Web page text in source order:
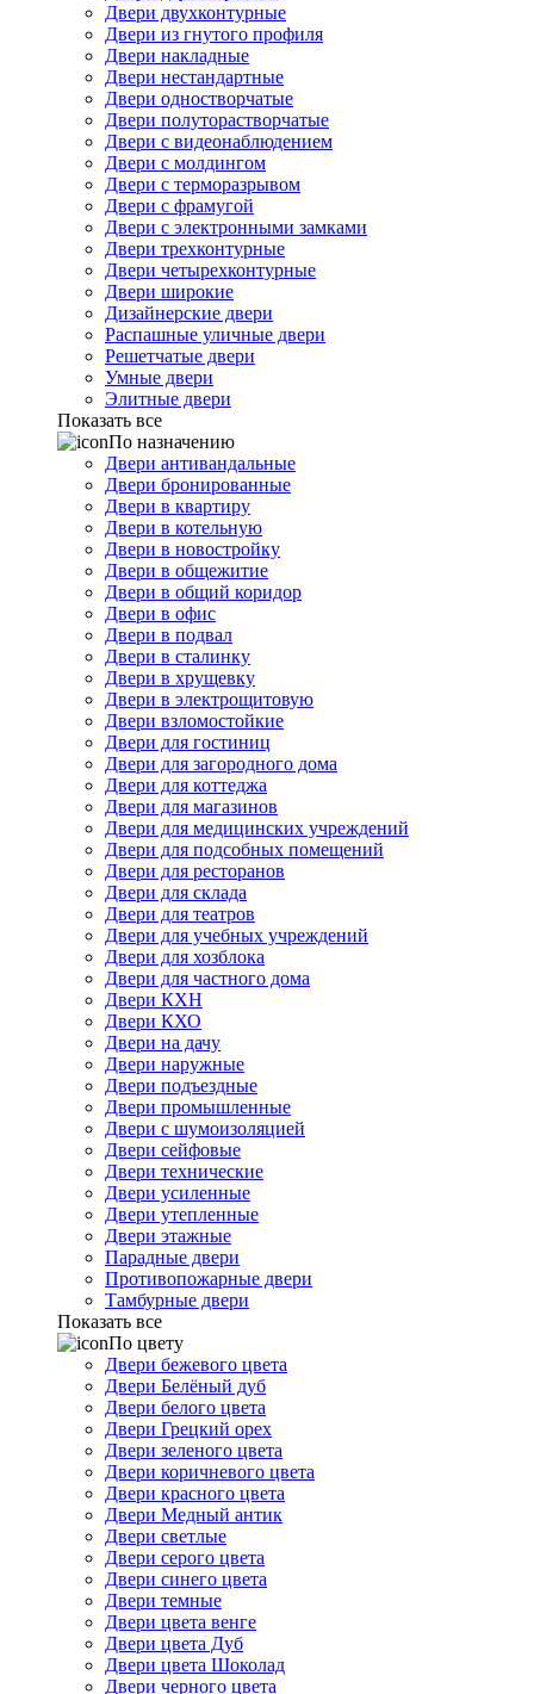
Двери двухконтурные
Двери из гнутого профиля
Двери накладные
Двери нестандартные
Двери одностворчатые
Двери полуторастворчатые
Двери с видеонаблюдением
Двери с молдингом
Двери с терморазрывом
Двери с фрамугой
Двери с электронными замками
Двери трехконтурные
Двери четырехконтурные
Двери широкие
Дизайнерские двери
Распашные уличные двери
Решетчатые двери
Умные двери
Элитные двери
Показать все
По назначению
Двери антивандальные
Двери бронированные
Двери в квартиру
Двери в котельную
Двери в новостройку
Двери в общежитие
Двери в общий коридор
Двери в офис
Двери в подвал
Двери в сталинку
Двери в хрущевку
Двери в электрощитовую
Двери взломостойкие
Двери для гостиниц
Двери для загородного дома
Двери для коттеджа
Двери для магазинов
Двери для медицинских учреждений
Двери для подсобных помещений
Двери для ресторанов
Двери для склада
Двери для театров
Двери для учебных учреждений
Двери для хозблока
Двери для частного дома
Двери КХН
Двери КХО
Двери на дачу
Двери наружные
Двери подъездные
Двери промышленные
Двери с шумоизоляцией
Двери сейфовые
Двери технические
Двери усиленные
Двери утепленные
Двери этажные
Парадные двери
Противопожарные двери
Тамбурные двери
Показать все
По цвету
Двери бежевого цвета
Двери Белёный дуб
Двери белого цвета
Двери Грецкий орех
Двери зеленого цвета
Двери коричневого цвета
Двери красного цвета
Двери Медный антик
Двери светлые
Двери серого цвета
Двери синего цвета
Двери темные
Двери цвета венге
Двери цвета Дуб
Двери цвета Шоколад
Двери черного цвета